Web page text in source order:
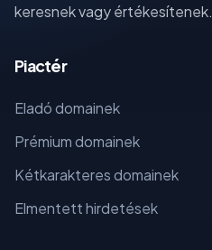
keresnek vagy értékesítenek.
Piactér
Eladó domainek
Prémium domainek
Kétkarakteres domainek
Elmentett hirdetések